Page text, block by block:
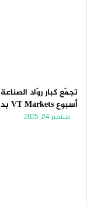
تجمّع كبار روّاد
أسبوع VT Markets بدبي
سبتمبر 24, 2025